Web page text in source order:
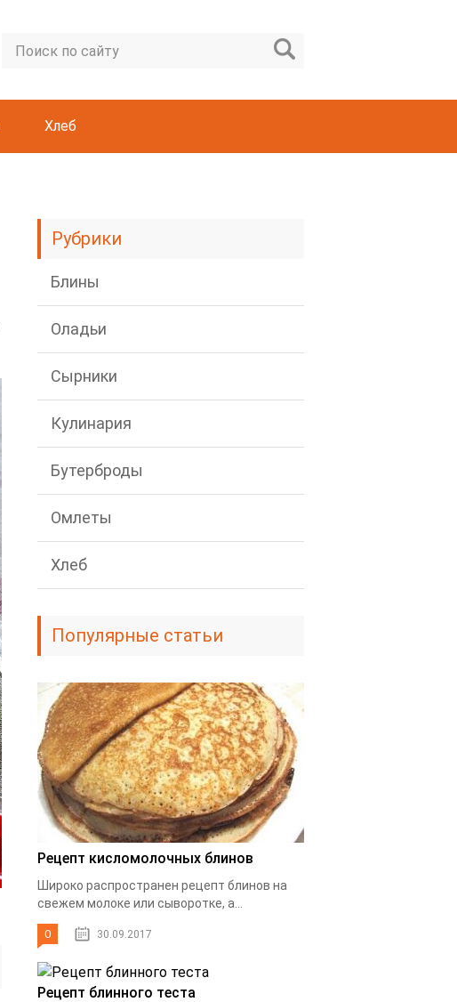
Хлеб
Рубрики
Блины
Оладьи
Сырники
Кулинария
Бутерброды
Омлеты
Хлеб
Популярные статьи
Рецепт кисломолочных блинов
Широко распространен рецепт блинов на
свежем молоке или сыворотке, а...
0 30.09.2017
Рецепт блинного теста